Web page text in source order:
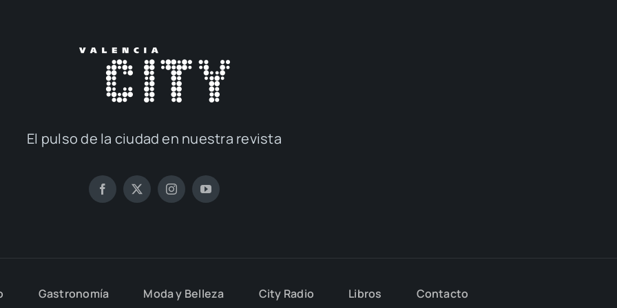
El pul­so de la ciu­dad en nues­tra revis­ta
Gas­tro­no­mía Moda y Belle­za City Radio Libros Con­tac­to